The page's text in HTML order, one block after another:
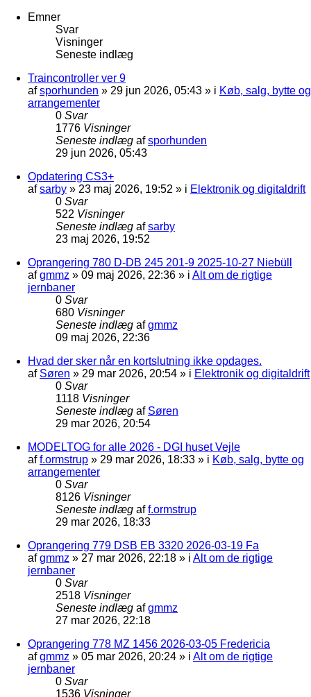
Emner
Svar
Visninger
Seneste indlæg
Traincontroller ver 9
afsporhunden » 29 jun 2026, 05:43 » i Køb, salg, bytte og
arrangementer
0 Svar
1776 Visninger
Seneste indlæg afsporhunden
29 jun 2026, 05:43
Opdatering CS3+
afsarby » 23 maj 2026, 19:52 » i Elektronik og digitaldrift
0 Svar
522 Visninger
Seneste indlæg afsarby
23 maj 2026, 19:52
Oprangering 780 D-DB 245 201-9 2025-10-27 Niebüll
afgmmz » 09 maj 2026, 22:36 » i Alt om de rigtige
jernbaner
0 Svar
680 Visninger
Seneste indlæg afgmmz
09 maj 2026, 22:36
Hvad der sker når en kortslutning ikke opdages.
af Søren » 29 mar 2026, 20:54 » i Elektronik og digitaldrift
0 Svar
1118 Visninger
Seneste indlæg af Søren
29 mar 2026, 20:54
MODELTOG for alle 2026 - DGI huset Vejle
aff.ormstrup » 29 mar 2026, 18:33 » i Køb, salg, bytte og
arrangementer
0 Svar
8126 Visninger
Seneste indlæg aff.ormstrup
29 mar 2026, 18:33
Oprangering 779 DSB EB 3320 2026-03-19 Fa
afgmmz » 27 mar 2026, 22:18 » i Alt om de rigtige
jernbaner
0 Svar
2518 Visninger
Seneste indlæg afgmmz
27 mar 2026, 22:18
Oprangering 778 MZ 1456 2026-03-05 Fredericia
afgmmz » 05 mar 2026, 20:24 » i Alt om de rigtige
jernbaner
0 Svar
1536 Visninger